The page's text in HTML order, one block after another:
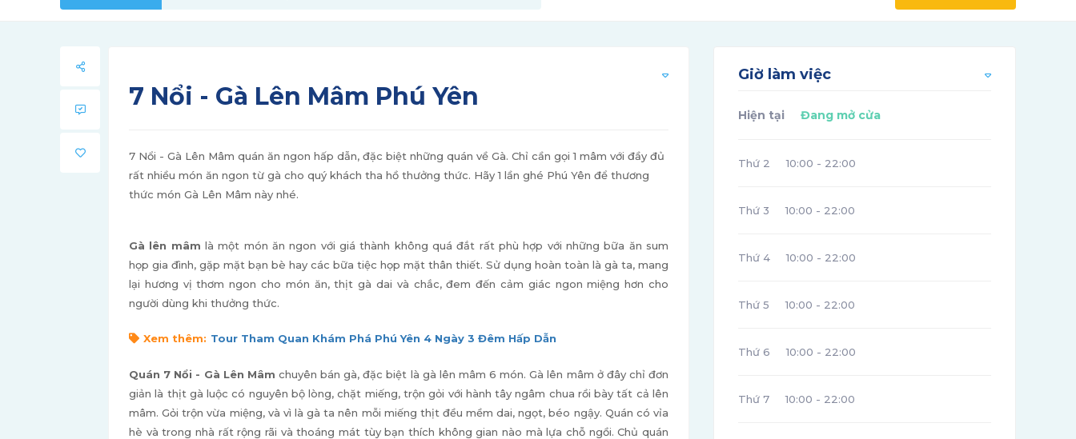
7 Nổi - Gà Lên Mâm Phú Yên
7 Nổi - Gà Lên Mâm quán ăn ngon hấp dẫn, đặc biệt những quán về Gà. Chỉ cần gọi 1 mâm với đầy đủ
rất nhiều món ăn ngon từ gà cho quý khách tha hồ thưởng thức. Hãy 1 lần ghé Phú Yên để thương
thức món Gà Lên Mâm này nhé.
Gà lên mâm là một món ăn ngon với giá thành không quá đắt rất phù hợp với những bữa ăn sum
họp gia đình, gặp mặt bạn bè hay các bữa tiệc họp mặt thân thiết. Sử dụng hoàn toàn là gà ta, mang
lại hương vị thơm ngon cho món ăn, thịt gà dai và chắc, đem đến cảm giác ngon miệng hơn cho
người dùng khi thưởng thức.
Xem thêm: Tour Tham Quan Khám Phá Phú Yên 4 Ngày 3 Đêm Hấp Dẫn
Quán 7 Nổi - Gà Lên Mâm chuyên bán gà, đặc biệt là gà lên mâm 6 món. Gà lên mâm ở đây chỉ đơn
giản là thịt gà luộc có nguyên bộ lòng, chặt miếng, trộn gỏi với hành tây ngâm chua rồi bày tất cả lên
mâm. Gỏi trộn vừa miệng, và vì là gà ta nên mỗi miếng thịt đều mềm dai, ngọt, béo ngậy. Quán có vỉa
hè và trong nhà rất rộng rãi và thoáng mát tùy bạn thích không gian nào mà lựa chỗ ngồi. Chủ quán
Giờ làm việc
Hiện tại Đang mở cửa
Thứ 2 10:00 - 22:00
Thứ 3 10:00 - 22:00
Thứ 4 10:00 - 22:00
Thứ 5 10:00 - 22:00
Thứ 6 10:00 - 22:00
Thứ 7 10:00 - 22:00